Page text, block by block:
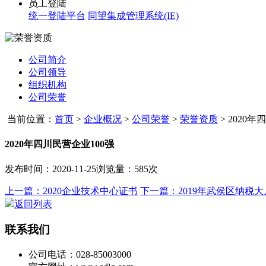
员工登陆
统一登陆平台 同望集成管理系统(IE)
公司简介
公司领导
组织机构
公司荣誉
当前位置： 首页 > 企业概况 > 公司荣誉 > 荣誉资质 > 2020年
2020年四川民营企业100强
发布时间：2020-11-25浏览量：585次
上一篇：2020企业技术中心证书 下一篇：2019年武侯区纳税大
返回列表
联系我们
公司电话：028-85003000